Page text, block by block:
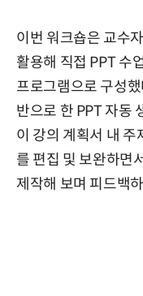
이번 워크숍은 교수
활용해 직접 PPT 수
프로그램으로 구성
반으로 한 PPT 자동
이 강의 계획서 내 주
를 편집 및 보완하면
제작해 보며 피드백